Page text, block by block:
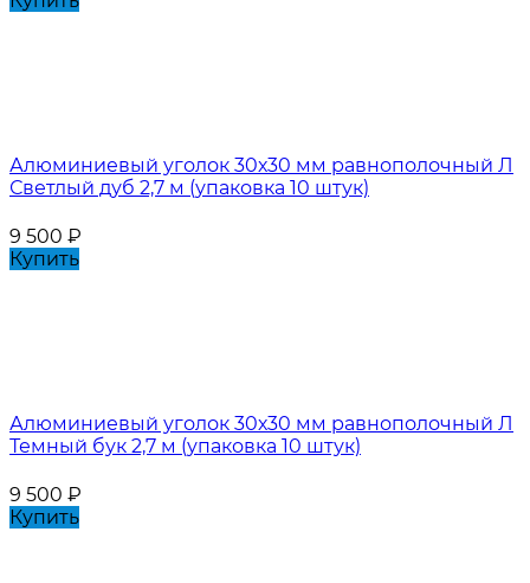
Алюминиевый уголок 30х30 мм равнополочный Л
Светлый дуб 2,7 м (упаковка 10 штук)
9 500 ₽
Купить
Алюминиевый уголок 30х30 мм равнополочный Л
Темный бук 2,7 м (упаковка 10 штук)
9 500 ₽
Купить